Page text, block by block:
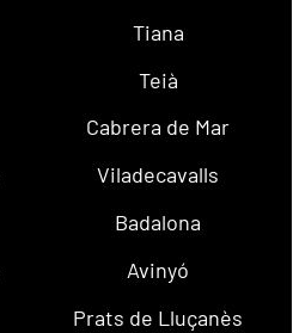
Tiana
Teià
Cabrera de Mar
Viladecavalls
Badalona
Avinyó
Prats de Lluçanès